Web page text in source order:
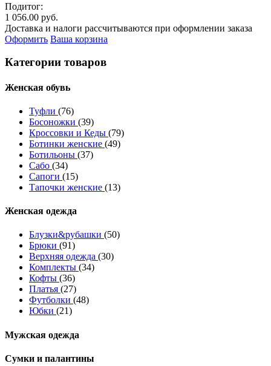
Подитог:
1 056.00 руб.
Доставка и налоги рассчитываются при оформлении заказа
Оформить Ваша корзина
Категории товаров
Женcкая обувь
Туфли (76)
Босоножки (39)
Кроссовки и Кеды (79)
Ботинки женские (49)
Ботильоны (37)
Сабо (34)
Сапоги (15)
Тапочки женские (13)
Женская одежда
Блузки&рубашки (50)
Брюки (91)
Верхняя одежда (30)
Комплекты (34)
Кофты (36)
Платья (27)
Футболки (48)
Юбки (21)
Мужская одежда
Сумки и палантины